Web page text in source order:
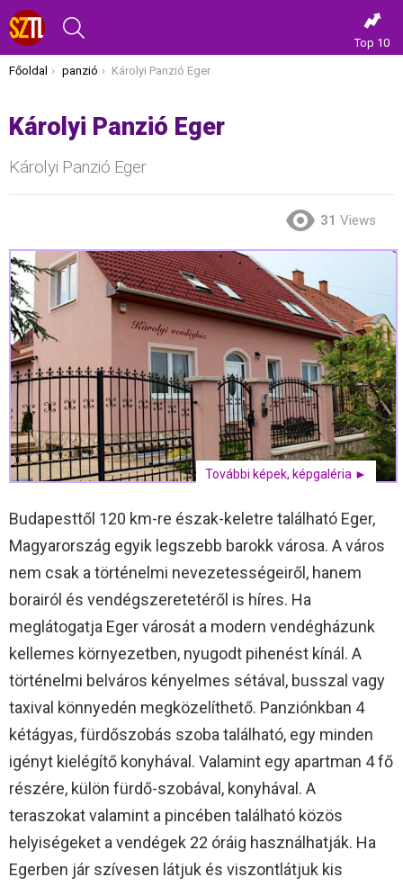
Top 10
Itt vagy most:
Főoldal panzió Károlyi Panzió Eger
Károlyi Panzió Eger
Károlyi Panzió Eger
31 Views
További képek, képgaléria ►
Budapesttől 120 km-re észak-keletre található Eger,
Magyarország egyik legszebb barokk városa. A város
nem csak a történelmi nevezetességeiről, hanem
borairól és vendégszeretetéről is híres. Ha
meglátogatja Eger városát a modern vendégházunk
kellemes környezetben, nyugodt pihenést kínál. A
történelmi belváros kényelmes sétával, busszal vagy
taxival könnyedén megközelíthető. Panziónkban 4
kétágyas, fürdőszobás szoba található, egy minden
igényt kielégítő konyhával. Valamint egy apartman 4 fő
részére, külön fürdő-szobával, konyhával. A
teraszokat valamint a pincében található közös
helyiségeket a vendégek 22 óráig használhatják. Ha
Egerben jár szívesen látjuk és viszontlátjuk kis